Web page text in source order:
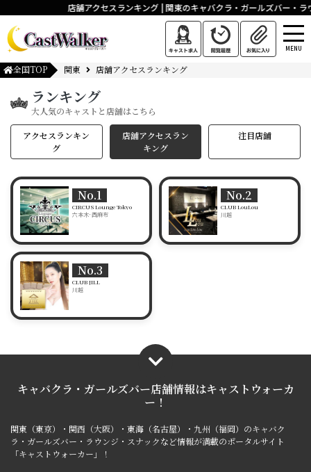
店舗アクセスランキング | 関東のキャバクラ・ガールズバー・
MENU
全国TOP 関東 店舗アクセスランキング
ランキング
大人気のキャストと店舗はこちら
アクセスランキン
グ
店舗アクセスラン
キング
注目店舗
No.1
CIRCUS Lounge Tokyo
六本木･西麻布
No.2
CLUB LouLou
川越
No.3
CLUB JILL
川越
キャバクラ・ガールズバー店舗情報はキャストウォーカ
ー！
関東（東京）・関西（大阪）・東海（名古屋）・九州（福岡）のキャバク
ラ・ガールズバー・ラウンジ・スナックなど情報が満載のポータルサイト
「キャストウォーカー」！